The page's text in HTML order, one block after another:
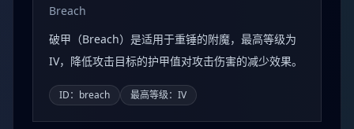
Breach
破甲（Breach）是适用于重锤的附魔，最高等级为
IV，降低攻击目标的护甲值对攻击伤害的减少效果。
ID：breach 最高等级：IV